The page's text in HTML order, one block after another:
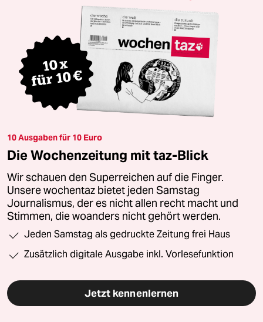
10 Ausgaben für 10 Euro
Die Wochenzeitung mit taz-Blick
Wir schauen den Superreichen auf die Finger.
Unsere wochentaz bietet jeden Samstag
Journalismus, der es nicht allen recht macht und
Stimmen, die woanders nicht gehört werden.
Jeden Samstag als gedruckte Zeitung frei Haus
Zusätzlich digitale Ausgabe inkl. Vorlesefunktion
Jetzt kennenlernen